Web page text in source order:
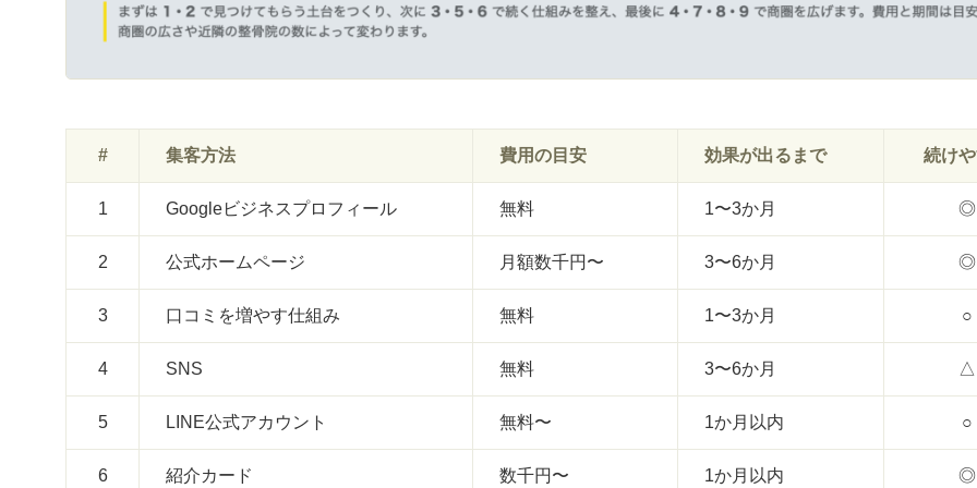
# 集客方法 費用の目安 効果が出るまで 続け
1 Googleビジネスプロフィール 無料 1〜3か月 ◎
2 公式ホームページ 月額数千円〜 3〜6か月 ◎
3 口コミを増やす仕組み 無料 1〜3か月 ○
4 SNS 無料 3〜6か月 △
5 LINE公式アカウント 無料〜 1か月以内 ○
6 紹介カード 数千円〜 1か月以内 ◎